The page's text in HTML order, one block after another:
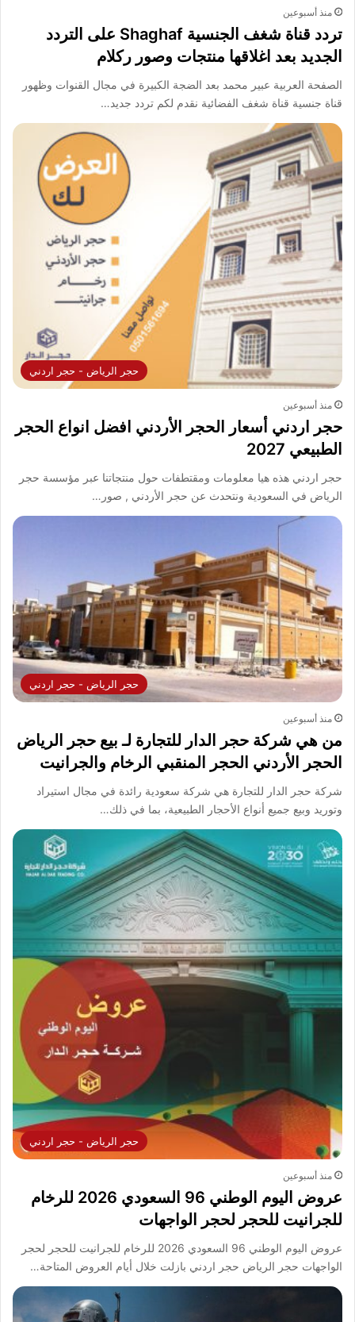
منذ أسبوعين
تردد قناة شغف الجنسية Shaghaf على التردد
الجديد بعد اغلاقها منتجات وصور ركلام
الصفحة العربية عبير محمد بعد الضجة الكبيرة في مجال القنوات وظهور
قناة جنسية قناة شغف الفضائية نقدم لكم تردد جديد…
حجر الرياض - حجر اردني
منذ أسبوعين
حجر اردني أسعار الحجر الأردني افضل انواع الحجر
الطبيعي 2027
حجر اردني هذه هيا معلومات ومقتطفات حول منتجاتنا عبر مؤسسة حجر
الرياض في السعودية ونتحدث عن حجر الأردني , صور…
حجر الرياض - حجر اردني
منذ أسبوعين
من هي شركة حجر الدار للتجارة لـ بيع حجر الرياض
الحجر الأردني الحجر المنقبي الرخام والجرانيت
شركة حجر الدار للتجارة هي شركة سعودية رائدة في مجال استيراد
وتوريد وبيع جميع أنواع الأحجار الطبيعية، بما في ذلك…
حجر الرياض - حجر اردني
منذ أسبوعين
عروض اليوم الوطني 96 السعودي 2026 للرخام
للجرانيت للحجر لحجر الواجهات
عروض اليوم الوطني 96 السعودي 2026 للرخام للجرانيت للحجر لحجر
الواجهات حجر الرياض حجر اردني بازلت خلال أيام العروض المتاحة…